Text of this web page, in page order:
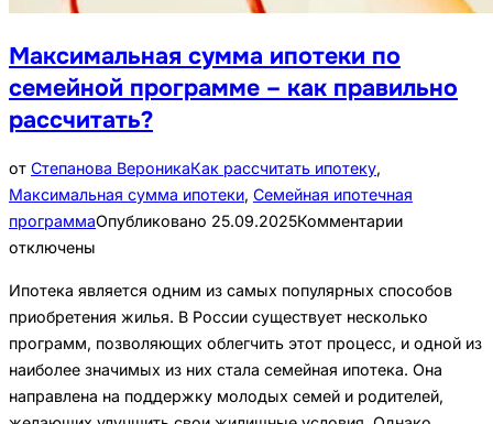
Максимальная сумма ипотеки по
семейной программе – как правильно
рассчитать?
от Степанова ВероникаКак рассчитать ипотеку,
Максимальная сумма ипотеки, Семейная ипотечная
программаОпубликовано 25.09.2025Комментарии
отключены
Ипотека является одним из самых популярных способов
приобретения жилья. В России существует несколько
программ, позволяющих облегчить этот процесс, и одной из
наиболее значимых из них стала семейная ипотека. Она
направлена на поддержку молодых семей и родителей,